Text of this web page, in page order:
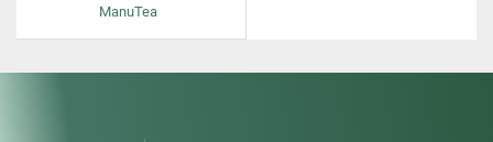
ManuTea